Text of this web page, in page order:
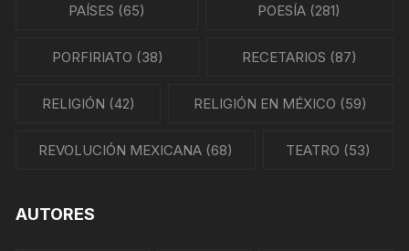
PAÍSES (65) POESÍA (281)
PORFIRIATO (38) RECETARIOS (87)
RELIGIÓN (42) RELIGIÓN EN MÉXICO (59)
REVOLUCIÓN MEXICANA (68) TEATRO (53)
AUTORES